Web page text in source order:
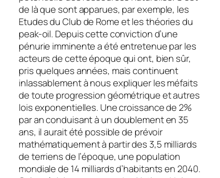
de là que sont apparues, par exemple, les
Etudes du Club de Rome et les théories du
peak-oil. Depuis cette conviction d’une
pénurie imminente a été entretenue par les
acteurs de cette époque qui ont, bien sûr,
pris quelques années, mais continuent
inlassablement à nous expliquer les méfaits
de toute progression géométrique et autres
lois exponentielles. Une croissance de 2%
par an conduisant à un doublement en 35
ans, il aurait été possible de prévoir
mathématiquement à partir des 3,5 milliards
de terriens de l’époque, une population
mondiale de 14 milliards d’habitants en 2040.